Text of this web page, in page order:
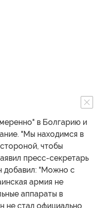
в Болгарию и
"Мы находимся в
чтобы
пресс-секретарь
добавил: "Можно с
армия не
аппараты в
не стал официально